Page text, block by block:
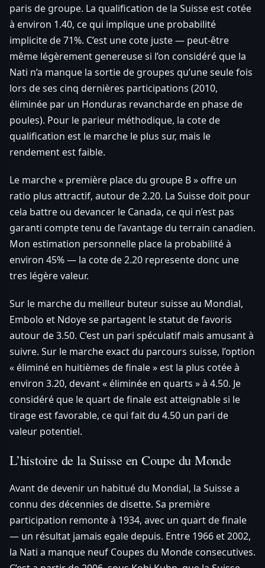
paris de groupe. La qualification de la Suisse est cotée
à environ 1.40, ce qui implique une probabilité
implicite de 71%. C’est une cote juste — peut-être
même légèrement genereuse si l’on considéré que la
Nati n’a manque la sortie de groupes qu’une seule fois
lors de ses cinq dernières participations (2010,
éliminée par un Honduras revancharde en phase de
poules). Pour le parieur méthodique, la cote de
qualification est le marche le plus sur, mais le
rendement est faible.
Le marche « première place du groupe B » offre un
ratio plus attractif, autour de 2.20. La Suisse doit pour
cela battre ou devancer le Canada, ce qui n’est pas
garanti compte tenu de l’avantage du terrain canadien.
Mon estimation personnelle place la probabilité à
environ 45% — la cote de 2.20 represente donc une
tres légère valeur.
Sur le marche du meilleur buteur suisse au Mondial,
Embolo et Ndoye se partagent le statut de favoris
autour de 3.50. C’est un pari spéculatif mais amusant à
suivre. Sur le marche exact du parcours suisse, l’option
« éliminé en huitièmes de finale » est la plus cotée à
environ 3.20, devant « éliminée en quarts » à 4.50. Je
considéré que le quart de finale est atteignable si le
tirage est favorable, ce qui fait du 4.50 un pari de
valeur potentiel.
L’histoire de la Suisse en Coupe du Monde
Avant de devenir un habitué du Mondial, la Suisse a
connu des décennies de disette. Sa première
participation remonte à 1934, avec un quart de finale
— un résultat jamais egale depuis. Entre 1966 et 2002,
la Nati a manque neuf Coupes du Monde consecutives.